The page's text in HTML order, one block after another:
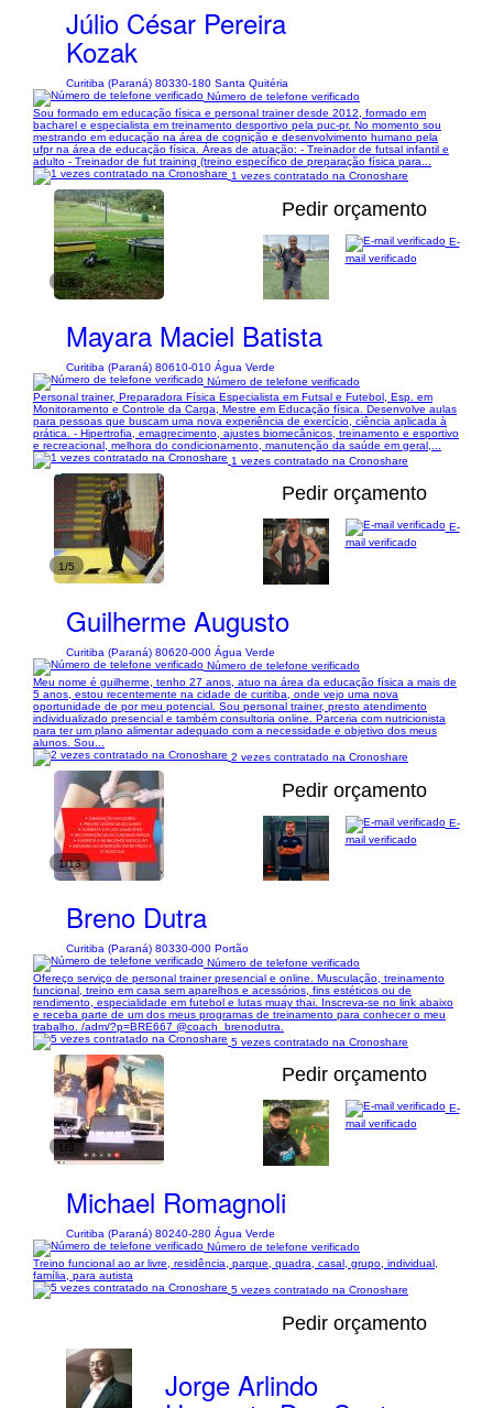
Júlio César Pereira
Kozak
Curitiba (Paraná) 80330-180 Santa Quitéria
Número de telefone verificado
Sou formado em educação física e personal trainer desde 2012, formado em
bacharel e especialista em treinamento desportivo pela puc-pr. No momento sou
mestrando em educação na área de cognição e desenvolvimento humano pela
ufpr na área de educação física. Áreas de atuação: - Treinador de futsal infantil e
adulto - Treinador de fut training (treino específico de preparação física para...
1 vezes contratado na Cronoshare
1/8
Pedir orçamento
Mayara Maciel Batista
Curitiba (Paraná) 80610-010 Água Verde
E-
mail verificado
Número de telefone verificado
Personal trainer, Preparadora Física Especialista em Futsal e Futebol, Esp. em
Monitoramento e Controle da Carga, Mestre em Educação física. Desenvolve aulas
para pessoas que buscam uma nova experiência de exercício, ciência aplicada à
prática. - Hipertrofia, emagrecimento, ajustes biomecânicos, treinamento e esportivo
e recreacional, melhora do condicionamento, manutenção da saúde em geral,...
1 vezes contratado na Cronoshare
1/5
Pedir orçamento
Guilherme Augusto
Curitiba (Paraná) 80620-000 Água Verde
E-
mail verificado
Número de telefone verificado
Meu nome é guilherme, tenho 27 anos, atuo na área da educação física a mais de
5 anos, estou recentemente na cidade de curitiba, onde vejo uma nova
oportunidade de por meu potencial. Sou personal trainer, presto atendimento
individualizado presencial e também consultoria online. Parceria com nutricionista
para ter um plano alimentar adequado com a necessidade e objetivo dos meus
alunos. Sou...
2 vezes contratado na Cronoshare
1/13
Pedir orçamento
Breno Dutra
Curitiba (Paraná) 80330-000 Portão
E-
mail verificado
Número de telefone verificado
Ofereço serviço de personal trainer presencial e online. Musculação, treinamento
funcional, treino em casa sem aparelhos e acessórios, fins estéticos ou de
rendimento, especialidade em futebol e lutas muay thai. Inscreva-se no link abaixo
e receba parte de um dos meus programas de treinamento para conhecer o meu
trabalho. /adm/?p=BRE667 @coach_brenodutra.
5 vezes contratado na Cronoshare
1/3
Pedir orçamento
Michael Romagnoli
Curitiba (Paraná) 80240-280 Água Verde
E-
mail verificado
Número de telefone verificado
Treino funcional ao ar livre, residência, parque, quadra, casal, grupo, individual,
família, para autista
5 vezes contratado na Cronoshare
Pedir orçamento
Jorge Arlindo